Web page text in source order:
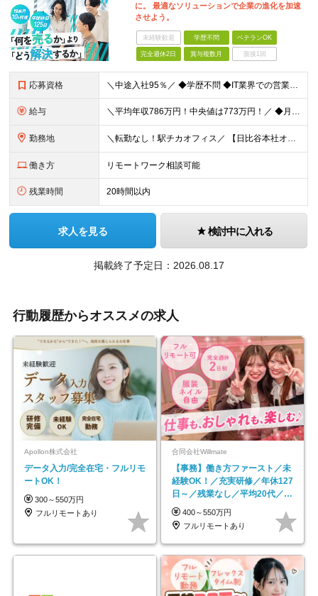
に。 最適なソリューションで企業の進化を加速
させよう。
未経験歓迎 学歴不問 ベテランOK
完全週休2日 賞与複数月 面接1回
応募資格 ＼中途入社95％／ ◆学歴不問 ◆IT業界での営業経験をお持ちの方（目安：3年以上）
給与 ＼平均年収786万円！中央値は773万円！／ ◆月給 33.4万円～54.8万円＋賞与年2回 ※経験・スキルを考慮の上、優遇いたします ※上記金額には固定残業手当24～39時間分（6.4万円～14.3万円）が含まれています。超過分は別途支給いたします ※試用期間6ヶ月あり。期間中の給与・待遇の差異はありません
勤務地 ＼転勤なし！駅チカオフィス／ 【日比谷本社オフィス】 東京都港区西新橋1-1-1 日比谷フォートタワー26階 (変更の範囲)上記を除く当社関連勤務地
働き方 リモートワーク相談可能
残業時間 20時間以内
求人を見る 検討中に入れる
掲載終了予定日：2026.08.17
行動履歴からオススメの求人
Apollon株式会社
データ入力/完全在宅・フルリモ
ートOK！
300～550万円
フルリモートあり
合同会社Willmate
【事務】働き方ファースト／未
経験OK！／充実研修／年休127
日～／残業なし／平均20代／リ
モートOK
400～550万円
フルリモートあり